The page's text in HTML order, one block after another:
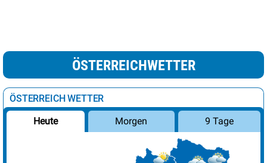
ÖSTERREICHWETTER
ÖSTERREICH WETTER
Heute Morgen 9 Tage